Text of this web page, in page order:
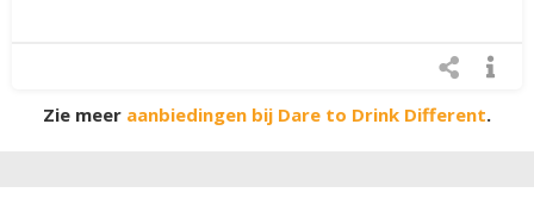
Zie meer aanbiedingen bij Dare to Drink Different.